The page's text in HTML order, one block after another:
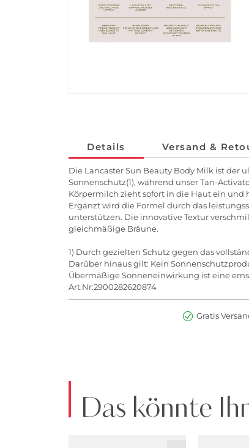
Details Versand &
Die Lancaster Sun Beauty Body Milk ist
Sonnenschutz(1), während unser Tan-
Körpermilch zieht sofort in die Haut ein und
Ergänzt wird die Formel durch das
unterstützen. Die innovative Textur
gleichmäßige Bräune.
1) Durch gezielten Schutz gegen das
Darüber hinaus gilt: Kein
Übermäßige Sonneneinwirkung ist eine
Art.Nr:2900282620874
Gratis
Das könnte